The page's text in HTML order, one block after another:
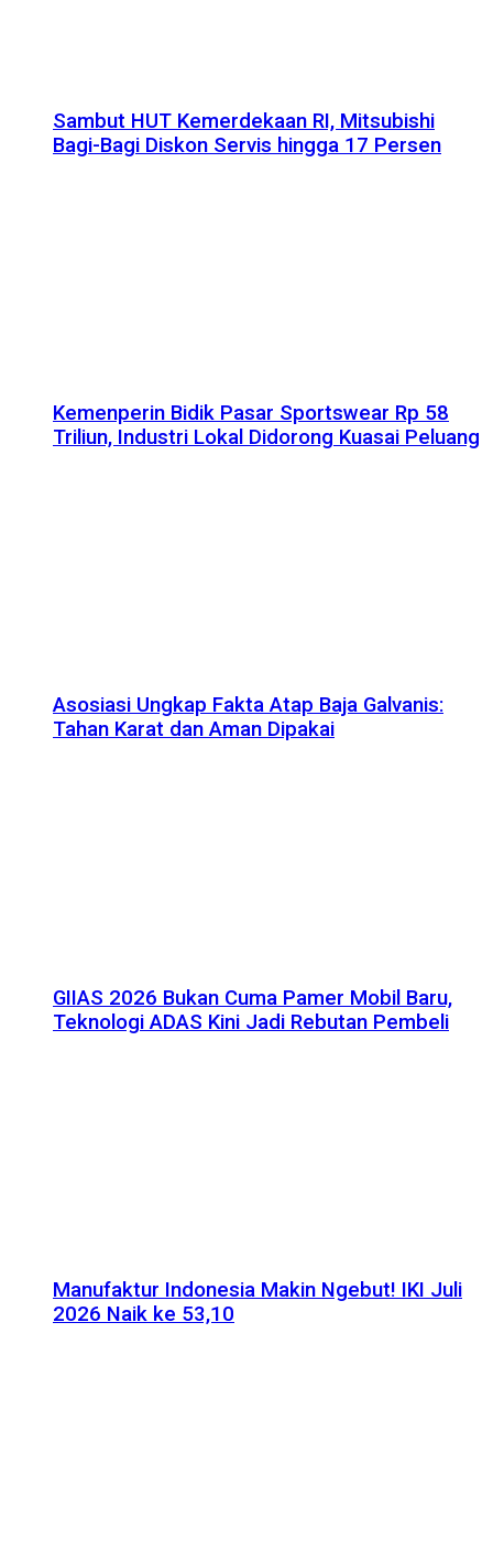
Sambut HUT Kemerdekaan RI, Mitsubishi
Bagi-Bagi Diskon Servis hingga 17 Persen
Kemenperin Bidik Pasar Sportswear Rp 58
Triliun, Industri Lokal Didorong Kuasai Peluang
Asosiasi Ungkap Fakta Atap Baja Galvanis:
Tahan Karat dan Aman Dipakai
GIIAS 2026 Bukan Cuma Pamer Mobil Baru,
Teknologi ADAS Kini Jadi Rebutan Pembeli
Manufaktur Indonesia Makin Ngebut! IKI Juli
2026 Naik ke 53,10